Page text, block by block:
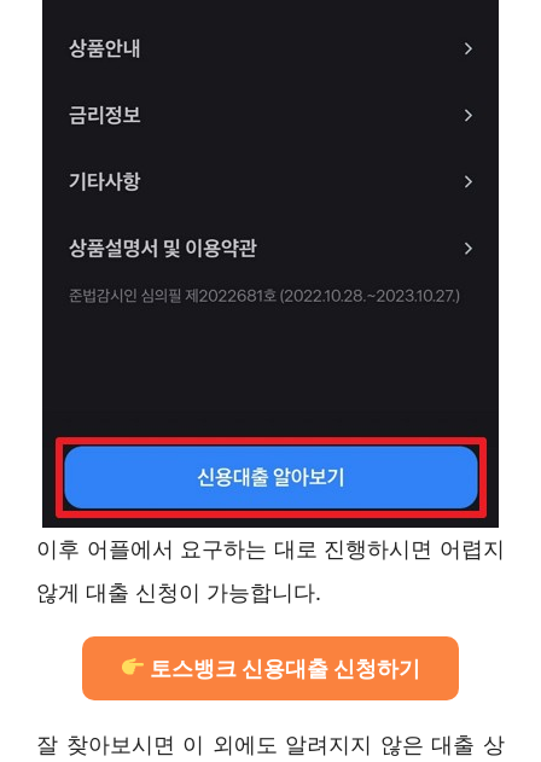
이후 어플에서 요구하는 대로 진행하시면 어렵지
않게 대출 신청이 가능합니다.
토스뱅크 신용대출 신청하기
잘 찾아보시면 이 외에도 알려지지 않은 대출 상